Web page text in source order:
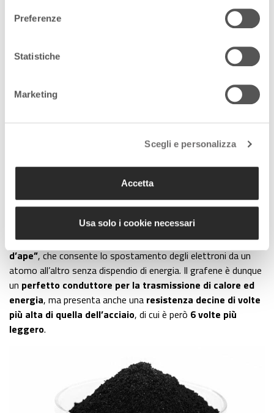
Preferenze
Statistiche
Marketing
Scegli e personalizza
Accetta
Usa solo i cookie necessari
avvenne, un po’ casualmente, in un
laboratorio inglese nel2004e valse ai due giovani scienziati,
Kostantin Novoselov e André Geim, il
2010. E già oggi, con le tecnologie più avanzate, se ne
producono diverse tonnellate ogni mese, utilizzate per la
produzione per esempio di scarpe e caschi.
A determinarne le proprietà è lastruttura esagonale “a nido
d’ape”, che consente lo spostamento degli elettroni da un
atomo all’altro senza dispendio di energia. Il grafene è dunque
un perfetto conduttore per la trasmissione di calore ed
energia, ma presenta anche una resistenza decine di volte
più alta di quella dell’acciaio, di cui è però 6 volte più
leggero.